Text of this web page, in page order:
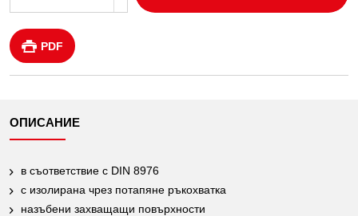
PDF
ОПИСАНИЕ
в съответствие с DIN 8976
с изолирана чрез потапяне ръкохватка
назъбени захващащи повърхности